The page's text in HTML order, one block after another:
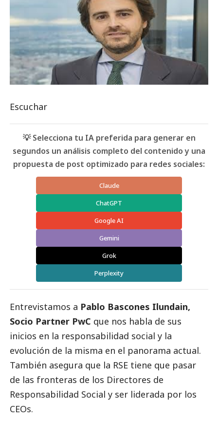
Escuchar
💡 Selecciona tu IA preferida para generar en
segundos un análisis completo del contenido y una
propuesta de post optimizado para redes sociales:
Claude
ChatGPT
Google AI
Gemini
Grok
Perplexity
Entrevistamos a Pablo Bascones Ilundain,
Socio Partner PwC que nos habla de sus
inicios en la responsabilidad social y la
evolución de la misma en el panorama actual.
También asegura que la RSE tiene que pasar
de las fronteras de los Directores de
Responsabilidad Social y ser liderada por los
CEOs.